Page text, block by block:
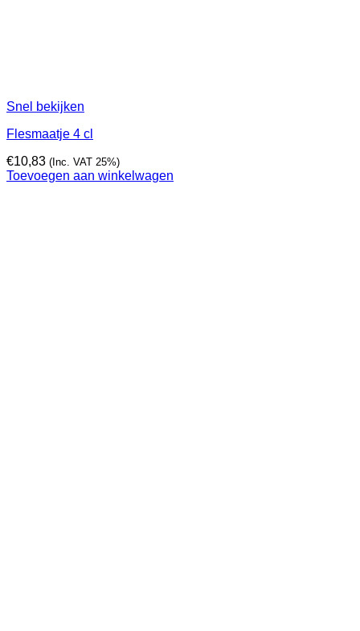
Snel bekijken
Flesmaatje 4 cl
€10,83 (Inc. VAT 25%)
Toevoegen aan winkelwagen